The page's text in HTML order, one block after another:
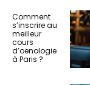
Comment
s’inscrire au
meilleur
cours
d’oenologie
à Paris ?